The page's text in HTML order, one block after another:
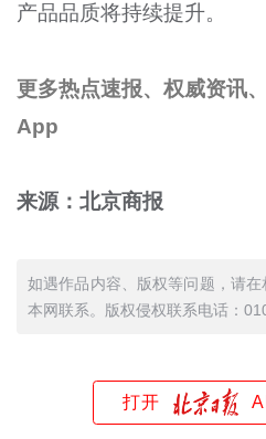
产品品质将持续提升。
更多热点速报、权威资讯
App
来源：北京商报
如遇作品内容、版权等问题，请
本网联系。版权侵权联系电话：
打开